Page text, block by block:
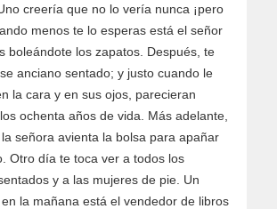
creería que no lo vería nunca ¡pero
menos te lo esperas está el señor
boleándote los zapatos. Después, te
anciano sentado; y justo cuando le
la cara y en sus ojos, parecieran
ochenta años de vida. Más adelante,
señora avienta la bolsa para apañar
Otro día te toca ver a todos los
y a las mujeres de pie. Un
la mañana está el vendedor de libros